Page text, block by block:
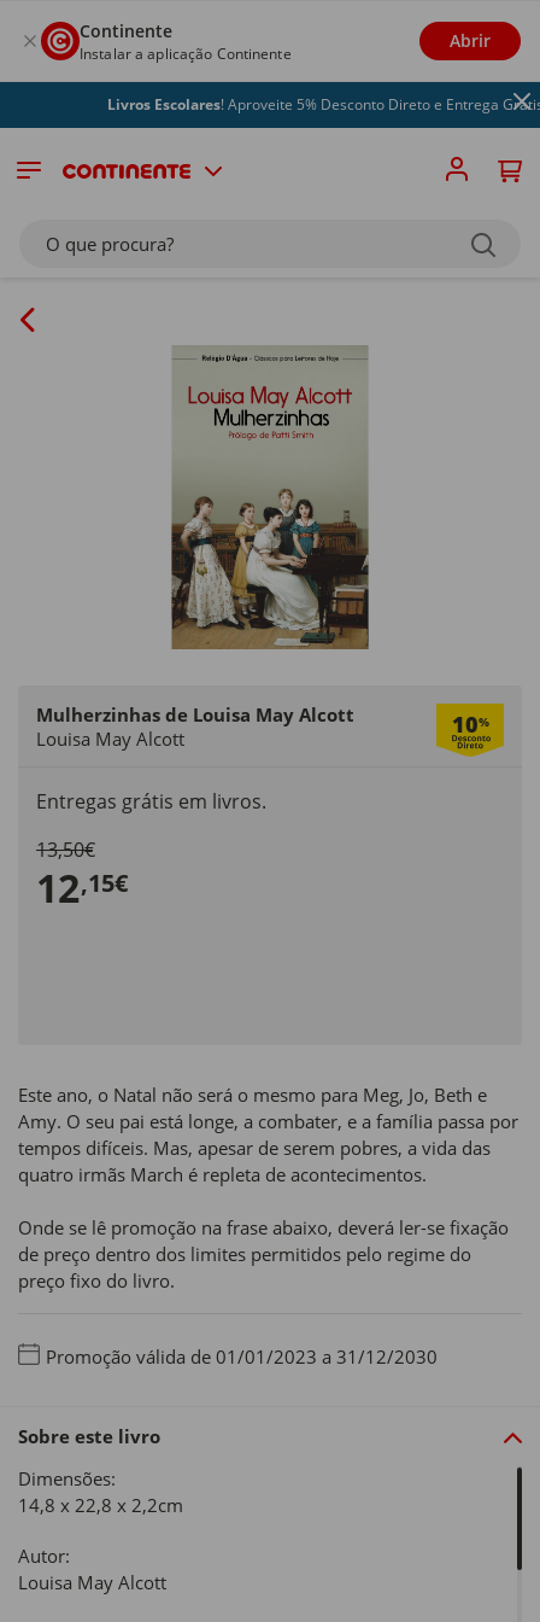
Continente
Instalar a aplicação Continente
Abrir
Livros Escolares! Aproveite 5% Desconto Direto e Entrega Grátis
O que procura?
Mulherzinhas de Louisa May Alcott 10%
Louisa May Alcott
Entregas grátis em livros.
13,50€
12,15€
Este ano, o Natal não será o mesmo para Meg, Jo, Beth e
Amy. O seu pai está longe, a combater, e a família passa por
tempos difíceis. Mas, apesar de serem pobres, a vida das
quatro irmãs March é repleta de acontecimentos.
Onde se lê promoção na frase abaixo, deverá ler-se fixação
de preço dentro dos limites permitidos pelo regime do
preço fixo do livro.
Promoção válida de 01/01/2023 a 31/12/2030
Sobre este livro
Dimensões:
14,8 x 22,8 x 2,2cm
Autor:
Louisa May Alcott